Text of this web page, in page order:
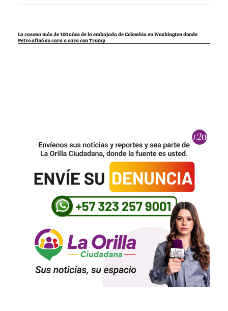
La casona más de 100 años de la embajada de Colombia en Washington donde
Petro afinó su cara a cara con Trump